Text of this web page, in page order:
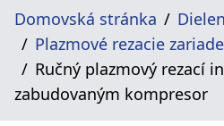
Domovská stránka
Plazmové rezacie
Ručný plazmový rezací
zabudovaným kompresor